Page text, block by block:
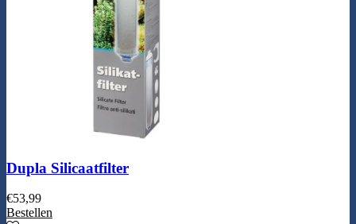
Dupla Silicaatfilter
€53,99
Bestellen